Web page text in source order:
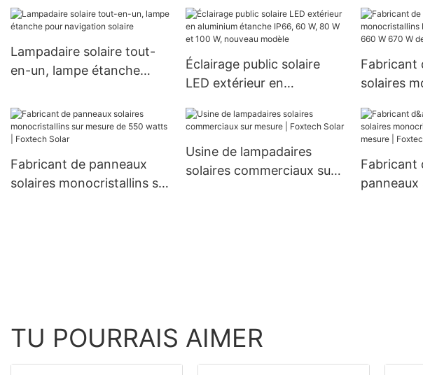
16 cellules solaires BB,
590 W, 620 W, 630 W et
650 W.
Brésil et la Colombie :
système hors réseau 120 V
kW 6 kW
prix de
systèmes
Lampadaire solaire tout-
en-un, lampe étanche
Éclairage public solaire
LED extérieur en
60 W, 80 W et 100 W,
Fabricant
solaires
W 670 W
cellules
Fabricant de panneaux
solaires monocristallins sur
Usine de lampadaires
solaires commerciaux sur
Fabricant
panneaux
TU POURRAIS AIMER